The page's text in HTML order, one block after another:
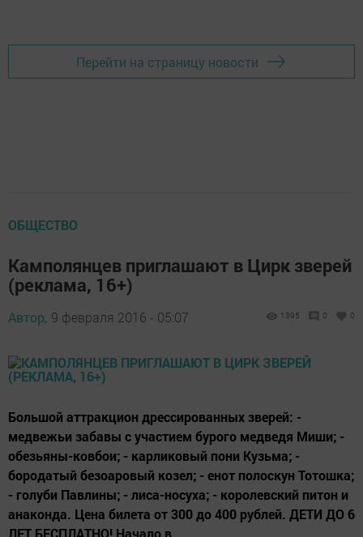
Перейти на страницу новости
ОБЩЕСТВО
Камполянцев приглашают в Цирк зверей
(реклама, 16+)
Автор, 9 февраля 2016 - 05:07 1395 0 0
Большой аттракцион дрессированных зверей: -
медвежьи забавы с участием бурого медведя Миши; -
обезьяны-ковбои; - карликовый пони Кузьма; -
бородатый безоаровый козел; - енот полоскун Тотошка;
- голуби Павлины; - лиса-носуха; - королевский питон и
анаконда. Цена билета от 300 до 400 рублей. ДЕТИ ДО 6